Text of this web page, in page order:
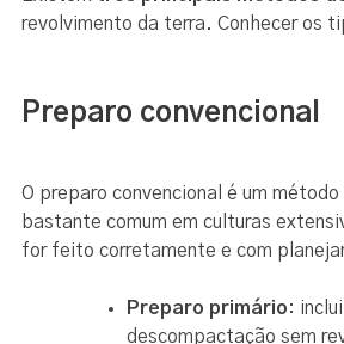
revolvimento da terra. Conhecer os
Preparo convencional
O preparo convencional é um método
bastante comum em culturas
for feito corretamente e com
Preparo primário:
descompactação sem